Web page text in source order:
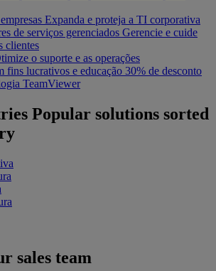
Expanda e proteja a TI corporativa
de serviços gerenciados Gerencie e cuide
clientes
o suporte e as operações
fins lucrativos e educação 30% de desconto
TeamViewer
Popular solutions sorted
sales team